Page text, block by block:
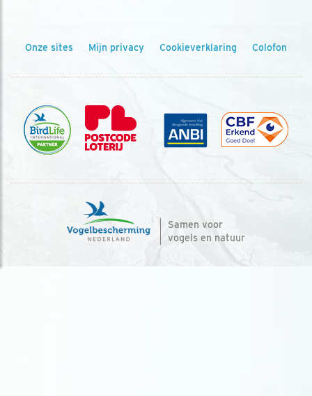
Onze sites Mijn privacy Cookieverklaring Colofon
Samen voor
vogels en natuur